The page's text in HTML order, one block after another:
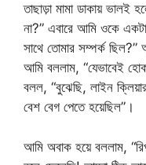
তাছাড়া মামা ডাকায় ভালই
না?” এবারে আমি ওকে
সাথে তোমার সম্পর্ক
আমি বললাম, “যেভাবেই
বলল, “বুঝেছি, লাইন
বেশ বেগ পেতে হয়েছিল”।
আমি অবাক হয়ে বললাম,